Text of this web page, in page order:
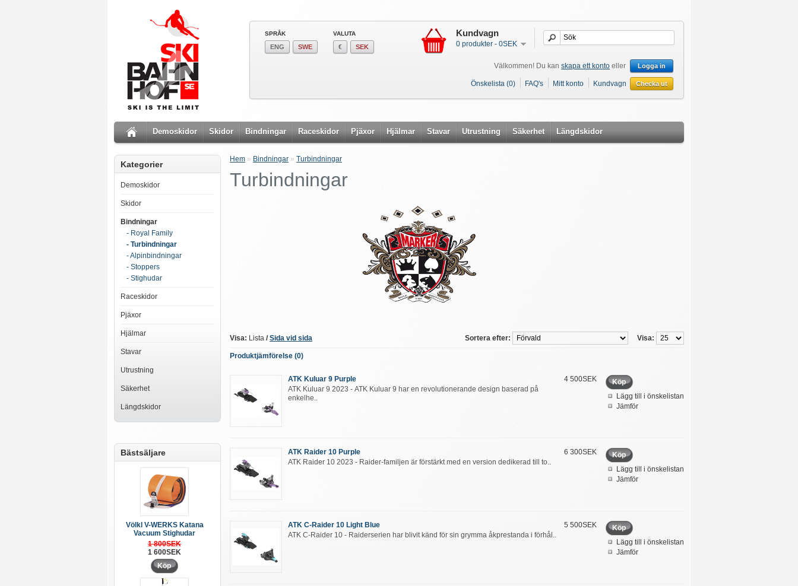
SPRÅK
ENG SWE
VALUTA
€ SEK
Kundvagn
0 produkter - 0SEK
Välkommen! Du kan skapa ett konto eller Logga in
Önskelista (0) FAQ's Mitt konto Kundvagn Checka ut
Demoskidor Skidor Bindningar Raceskidor Pjäxor Hjälmar Stavar Utrustning Säkerhet Längdskidor
Kategorier
Demoskidor
Skidor
Bindningar
- Royal Family
- Turbindningar
- Alpinbindningar
- Stoppers
- Stighudar
Raceskidor
Pjäxor
Hjälmar
Stavar
Utrustning
Säkerhet
Längdskidor
Bästsäljare
Völkl V-WERKS Katana
Vacuum Stighudar
1 800SEK
1 600SEK
Köp
Hem » Bindningar » Turbindningar
Turbindningar
Visa: Lista / Sida vid sida Visa:
Sortera efter:
Produktjämförelse (0)
Köp
Lägg till i önskelistan
Jämför
4 500SEK
ATK Kuluar 9 Purple
ATK Kuluar 9 2023 - ATK Kuluar 9 har en revolutionerande design baserad på
enkelhe..
Köp
Lägg till i önskelistan
Jämför
6 300SEK
ATK Raider 10 Purple
ATK Raider 10 2023 - Raider-familjen är förstärkt med en version dedikerad till to..
Köp
Lägg till i önskelistan
Jämför
5 500SEK
ATK C-Raider 10 Light Blue
ATK C-Raider 10 - Raiderserien har blivit känd för sin grymma åkprestanda i förhål..